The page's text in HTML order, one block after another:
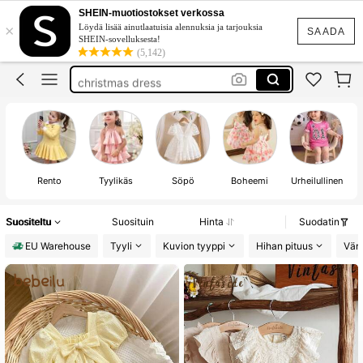
SAADA
×
SHEIN-muotiostokset verkossa
Löydä lisää ainutlaatuisia alennuksia ja tarjouksia
SHEIN-sovelluksesta!
(5,142)
baby girl
valkoinen mekko
babtism dress
christmas dress
baby girl
Rento Tyylikäs Söpö Boheemi Urheilullinen
Suositeltu Suosituin Hinta
Suodatin
EU Warehouse
Tyyli Kuvion tyyppi Hihan pituus Väri